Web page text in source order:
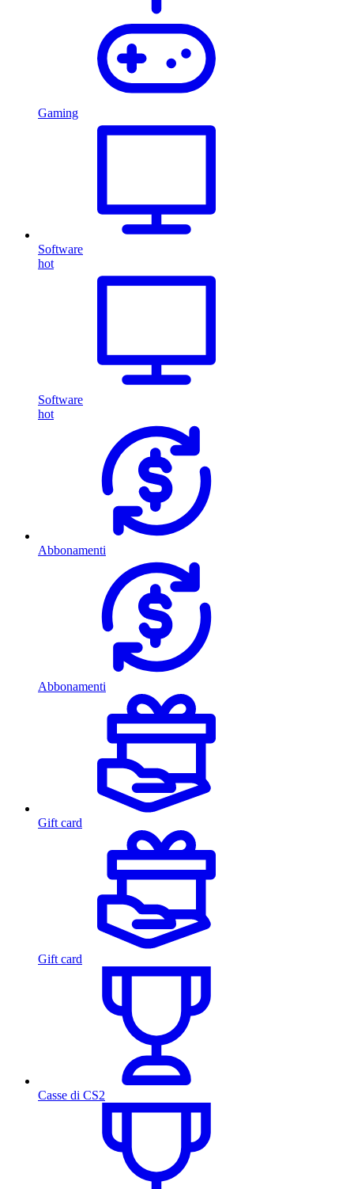
Gaming
Software
hot
Software
hot
Abbonamenti
Abbonamenti
Gift card
Gift card
Casse di CS2